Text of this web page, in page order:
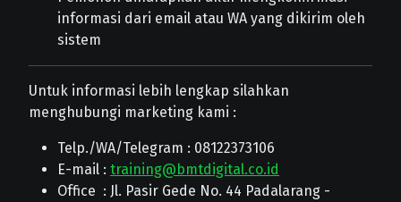
informasi dari email atau WA yang dikirim oleh
sistem
Untuk informasi lebih lengkap silahkan
menghubungi marketing kami :
Telp./WA/Telegram : 08122373106
E-mail : training@bmtdigital.co.id
Office : Jl. Pasir Gede No. 44 Padalarang -